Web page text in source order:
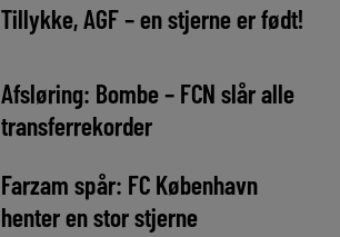
Tillykke, AGF – en stjerne er født!
Afsløring: Bombe – FCN slår alle
transferrekorder
Farzam spår: FC København
henter en stor stjerne